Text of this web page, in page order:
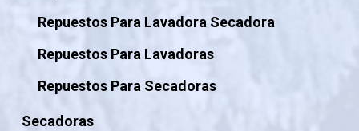
Repuestos Para Lavadora Secadora
Repuestos Para Lavadoras
Repuestos Para Secadoras
Secadoras